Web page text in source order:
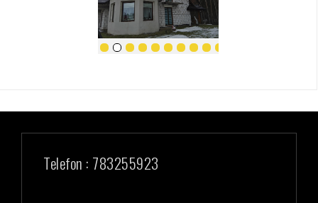
Telefon : 783255923